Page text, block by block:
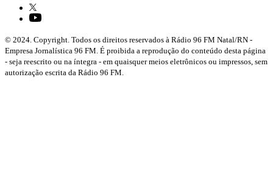
© 2024. Copyright. Todos os direitos reservados à Rádio 96 FM Natal/RN -
Empresa Jornalística 96 FM. É proibida a reprodução do conteúdo desta página
- seja reescrito ou na íntegra - em quaisquer meios eletrônicos ou impressos, sem
autorização escrita da Rádio 96 FM.